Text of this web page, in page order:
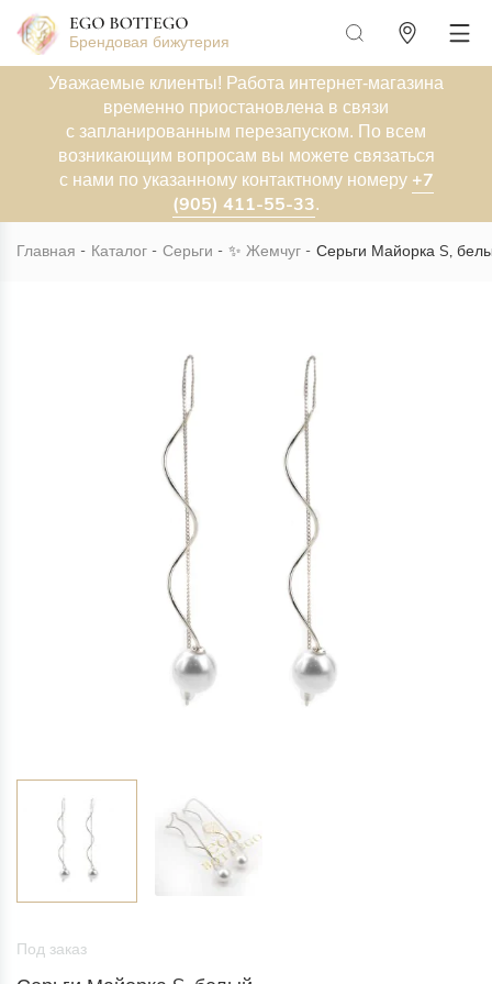
Брендовая бижутерия
Уважаемые клиенты! Работа интернет-магазина
временно приостановлена в связи
с запланированным перезапуском. По всем
возникающим вопросам вы можете связаться
с нами по указанному контактному номеру +7
(905) 411-55-33.
Главная Каталог Серьги ✨ Жемчуг Серьги Майорка S,
Под заказ